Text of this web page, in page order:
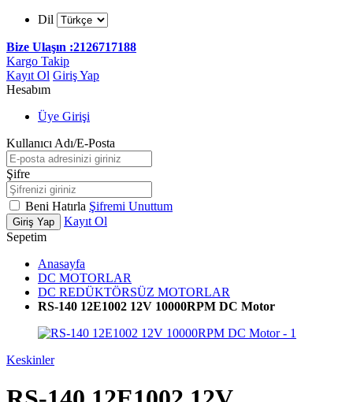
Dil
Bize Ulaşın :2126717188
Kargo Takip
Kayıt Ol Giriş Yap
Hesabım
Üye Girişi
Kullanıcı Adı/E-Posta
Şifre
Beni Hatırla Şifremi Unuttum
Giriş Yap
Kayıt Ol
Sepetim
Anasayfa
DC MOTORLAR
DC REDÜKTÖRSÜZ MOTORLAR
RS-140 12E1002 12V 10000RPM DC Motor
Keskinler